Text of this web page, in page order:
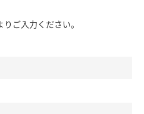
ご入力ください。